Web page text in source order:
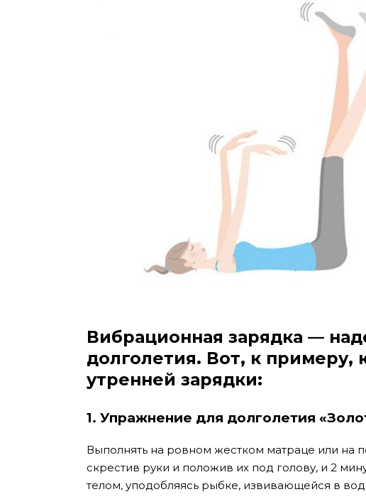
Вибрационная зарядка —
долголетия. Вот, к примеру,
утренней зарядки:
1. Упражнение для долголетия
Выполнять на ровном жестком матраце или на
скрестив руки и положив их под голову, и 2
телом, уподобляясь рыбке, извивающейся в